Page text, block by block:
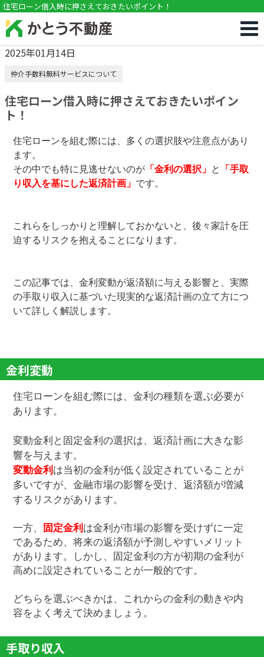
!DOCTYPE html>
住宅ローン借入時に押さえておきたいポイント！
2025年01月14日
仲介手数料無料サービスについて
住宅ローン借入時に押さえておきたいポイン
ト！
住宅ローンを組む際には、多くの選択肢や注意点があり
ます。
その中でも特に見逃せないのが 「金利の選択」 と
「手取
り収入を基にした返済計画」 です。
これらをしっかりと理解しておかないと、後々家計を圧
迫するリスクを抱えることになります。
この記事では、金利変動が返済額に与える影響と、実際
の手取り収入に基づいた現実的な返済計画の立て方につ
いて詳しく解説します。
金利変動
住宅ローンを組む際には、金利の種類を選ぶ必要が
あります。
変動金利と固定金利の選択は、返済計画に大きな影
響を与えます。
変動金利 は当初の金利が低く設定されていることが
多いですが、金融市場の影響を受け、返済額が増減
するリスクがあります。
一方、 固定金利 は金利が市場の影響を受けずに一定
であるため、将来の返済額が予測しやすいメリット
があります。しかし、固定金利の方が初期の金利が
高めに設定されていることが一般的です。
どちらを選ぶべきかは、これからの金利の動きや内
容をよく考えて決めましょう。
手取り収入